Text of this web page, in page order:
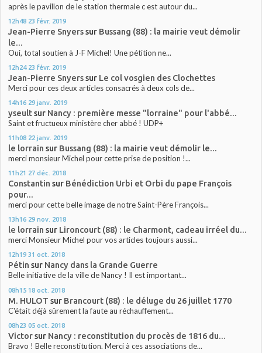
après le pavillon de le station thermale c est autour du...
12h48 23 févr. 2019
Jean-Pierre Snyerssur Bussang (88) : la mairie veut démolir
le...
Oui, total soutien à J-F Michel! Une pétition ne...
12h24 23 févr. 2019
Jean-Pierre Snyerssur Le col vosgien des Clochettes
Merci pour ces deux articles consacrés à deux cols de...
14h16 29 janv. 2019
yseultsur Nancy : première messe "lorraine" pour l'abbé...
Saint et fructueux ministère cher abbé ! UDP+
11h08 22 janv. 2019
le lorrain sur Bussang (88) : la mairie veut démolir le...
merci monsieur Michel pour cette prise de position !...
11h21 27 déc. 2018
Constantin sur Bénédiction Urbi et Orbi du pape François
pour...
merci pour cette belle image de notre Saint-Père François...
13h16 29 nov. 2018
le lorrain sur Lironcourt (88) : le Charmont, cadeau irréel du...
merci Monsieur Michel pour vos articles toujours aussi...
12h19 31 oct. 2018
Pétin sur Nancy dans la Grande Guerre
Belle initiative de la ville de Nancy ! Il est important...
08h15 18 oct. 2018
M. HULOT sur Brancourt (88) : le déluge du 26 juillet 1770
C'était déjà sûrement la faute au réchauffement...
08h23 05 oct. 2018
Victorsur Nancy : reconstitution du procès de 1816 du...
Bravo ! Belle reconstitution. Merci à ces associations de...